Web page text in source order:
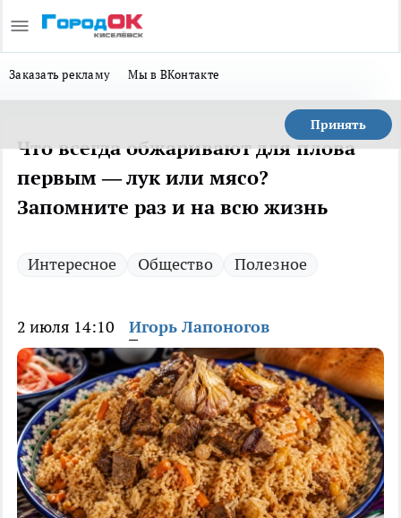
Заказать рекламу Мы в ВКонтакте
Принять
Что всегда обжаривают для плова
первым — лук или мясо?
Запомните раз и на всю жизнь
Интересное Общество Полезное
2 июля 14:10 Игорь Лапоногов